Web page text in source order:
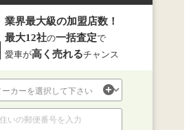
業界最大級の加盟店数！
最大12社の一括査定で
愛車が高く売れるチャンス